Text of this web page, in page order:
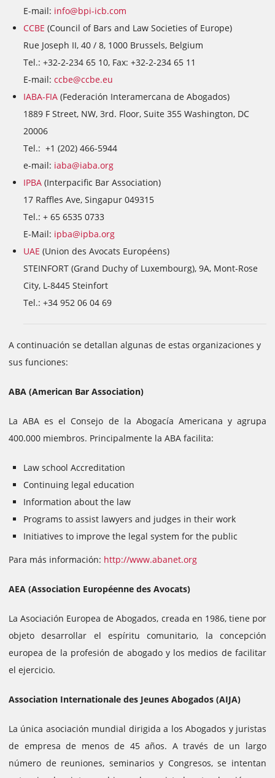
E-mail: info@bpi-icb.com
CCBE (Council of Bars and Law Societies of Europe)
Rue Joseph II, 40 / 8, 1000 Brussels, Belgium
Tel.: +32-2-234 65 10, Fax: +32-2-234 65 11
E-mail: ccbe@ccbe.eu
IABA-FIA (Federación Interamercana de Abogados)
1889 F Street, NW, 3rd. Floor, Suite 355 Washington, DC
20006
Tel.: +1 (202) 466-5944
e-mail: iaba@iaba.org
IPBA (Interpacific Bar Association)
17 Raffles Ave, Singapur 049315
Tel.: + 65 6535 0733
E-Mail: ipba@ipba.org
UAE (Union des Avocats Européens)
STEINFORT (Grand Duchy of Luxembourg), 9A, Mont-Rose
City, L-8445 Steinfort
Tel.: +34 952 06 04 69
A continuación se detallan algunas de estas organizaciones y
sus funciones:
ABA (American Bar Association)
La ABA es el Consejo de la Abogacía Americana y agrupa
400.000 miembros. Principalmente la ABA facilita:
Law school Accreditation
Continuing legal education
Information about the law
Programs to assist lawyers and judges in their work
Initiatives to improve the legal system for the public
Para más información: http://www.abanet.org
AEA (Association Européenne des Avocats)
La Asociación Europea de Abogados, creada en 1986, tiene por
objeto desarrollar el espíritu comunitario, la concepción
europea de la profesión de abogado y los medios de facilitar
el ejercicio.
Association Internationale des Jeunes Abogados (AIJA)
La única asociación mundial dirigida a los Abogados y juristas
de empresa de menos de 45 años. A través de un largo
número de reuniones, seminarios y Congresos, se intentan